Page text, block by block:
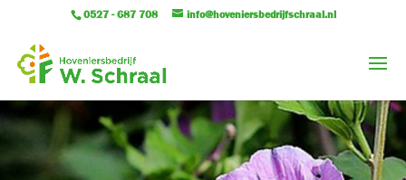
0527 - 687 708 info@hoveniersbedrijfschraal.nl